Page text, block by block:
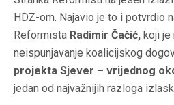
HDZ-om. Najavio je to i potvrdio
Reformista Radimir Čačić, koji je
neispunjavanje koalicijskog
projekta Sjever – vrijednog
jedan od najvažnijih razloga